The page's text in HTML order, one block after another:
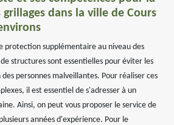
grillages dans la ville de Cours
protection supplémentaire au niveau des
structures sont essentielles pour éviter les
personnes malveillantes. Pour réaliser ces
il est essentiel de s'adresser à un
Ainsi, on peut vous proposer le service de
années d'expérience. Pour le